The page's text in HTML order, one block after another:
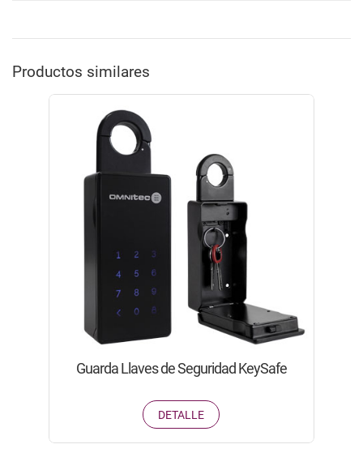
Productos similares
Guarda Llaves de Seguridad KeySafe
DETALLE